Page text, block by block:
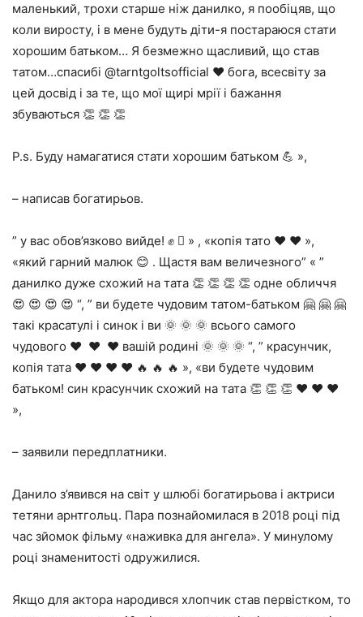
маленький, трохи старше ніж данилко, я пообіцяв, що
коли виросту, і в мене будуть діти-я постараюся стати
хорошим батьком… Я безмежно щасливий, що став
татом…спасибі @tarntgoltsofficial ❤️ бога, всесвіту за
цей досвід і за те, що мої щирі мрії і бажання
збуваються 👏 👏 👏
P.s. Буду намагатися стати хорошим батьком 💪 »,
– написав богатирьов.
” у вас обов’язково вийде! ✊ 🏼 » , «копія тато ❤️ ❤️ »,
«який гарний малюк 😊 . Щастя вам величезного” « ”
данилко дуже схожий на тата 👏 👏 👏 👏 одне обличчя
😍 😍 😍 😍 “, ” ви будете чудовим татом-батьком 🤗 🤗 🤗
такі красатулі і синок і ви 🌞 🌞 🌞 всього самого
чудового ❤ ️ ❤ ️ ❤️ вашій родині 🌞 🌞 🌞 “, ” красунчик,
копія тата ❤️ ❤️ ❤️ ❤️ 🔥 🔥 🔥 », «ви будете чудовим
батьком! син красунчик схожий на тата 👏 👏 👏 ❤️ ❤️ ❤
»,
– заявили передплатники.
Данило з’явився на світ у шлюбі богатирьова і актриси
тетяни арнтгольц. Пара познайомилася в 2018 році під
час зйомок фільму «наживка для ангела». У минулому
році знаменитості одружилися.
Якщо для актора народився хлопчик став первістком, то